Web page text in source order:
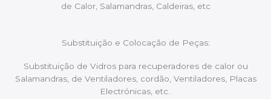
de Calor, Salamandras, Caldeiras, etc
Substituição e Colocação de Peças:
Substituição de Vidros para recuperadores de calor ou
Salamandras, de Ventiladores, cordão, Ventiladores, Placas
Electrónicas, etc..